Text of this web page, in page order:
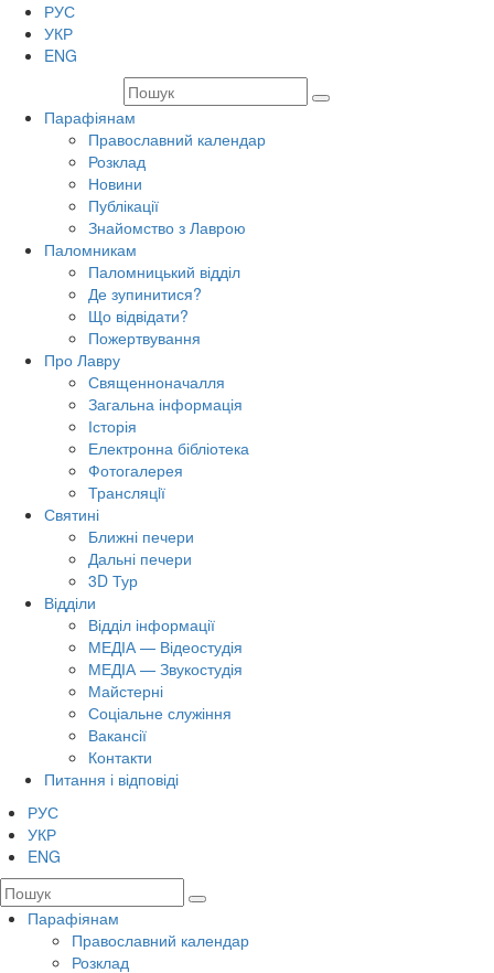
РУС
УКР
ENG
Парафіянам
Православний календар
Розклад
Новини
Публікації
Знайомство з Лаврою
Паломникам
Паломницький відділ
Де зупинитися?
Що відвідати?
Пожертвування
Про Лавру
Священноначалля
Загальна інформація
Історія
Електронна бібліотека
Фотогалерея
Трансляцiї
Святині
Ближні печери
Дальні печери
3D Тур
Відділи
Відділ інформації
МЕДІА — Відеостудія
МЕДІА — Звукостудія
Майстерні
Соціальне служіння
Вакансії
Контакти
Питання і відповіді
РУС
УКР
ENG
Парафіянам
Православний календар
Розклад